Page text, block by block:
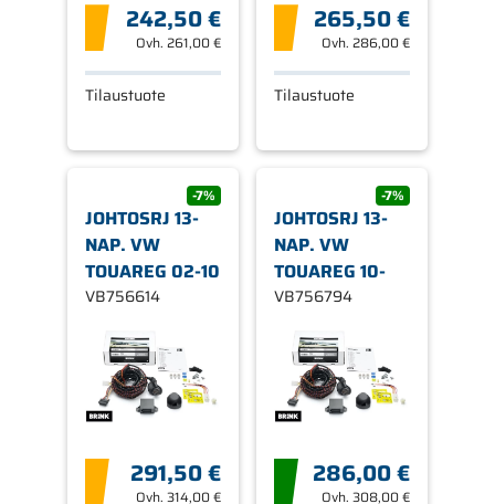
242,50 €
Ovh. 261,00 €
Tilaustuote
265,50 €
Ovh.286,00 €
Tilaustuote
-7%
JOHTOSRJ 13-
NAP. VW
TOUAREG 02-10
VB756614
291,50 €
Ovh. 314,00 €
-7%
JOHTOSRJ 13-
NAP. VW
TOUAREG 10-
VB756794
286,00 €
Ovh.308,00 €